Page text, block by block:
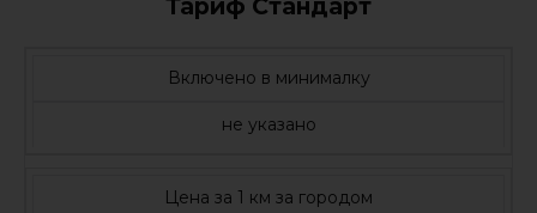
Тариф Стандарт
Включено в минималку
не указано
Цена за 1 км за городом